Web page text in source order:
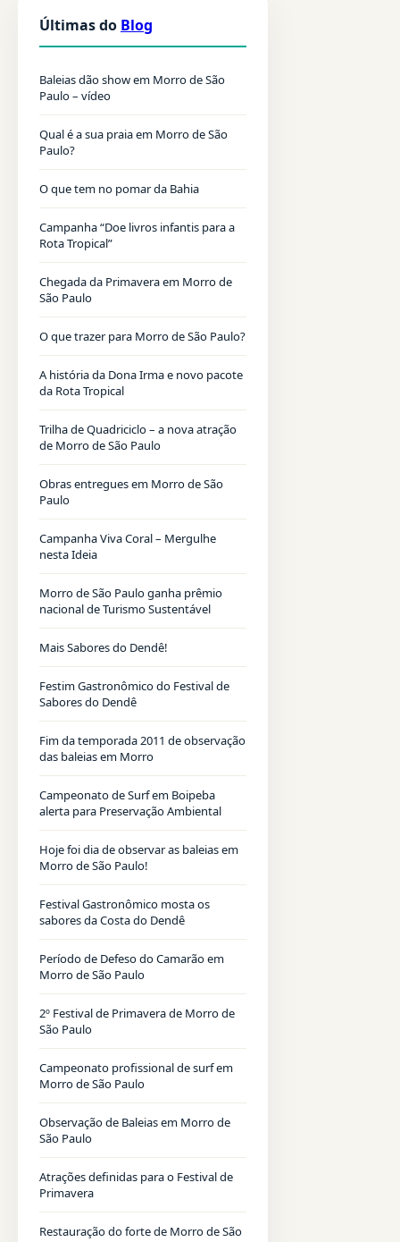
Últimas do Blog
Baleias dão show em Morro de São
Paulo – vídeo
Qual é a sua praia em Morro de São
Paulo?
O que tem no pomar da Bahia
Campanha “Doe livros infantis para a
Rota Tropical”
Chegada da Primavera em Morro de
São Paulo
O que trazer para Morro de São Paulo?
A história da Dona Irma e novo pacote
da Rota Tropical
Trilha de Quadriciclo – a nova atração
de Morro de São Paulo
Obras entregues em Morro de São
Paulo
Campanha Viva Coral – Mergulhe
nesta Ideia
Morro de São Paulo ganha prêmio
nacional de Turismo Sustentável
Mais Sabores do Dendê!
Festim Gastronômico do Festival de
Sabores do Dendê
Fim da temporada 2011 de observação
das baleias em Morro
Campeonato de Surf em Boipeba
alerta para Preservação Ambiental
Hoje foi dia de observar as baleias em
Morro de São Paulo!
Festival Gastronômico mosta os
sabores da Costa do Dendê
Período de Defeso do Camarão em
Morro de São Paulo
2º Festival de Primavera de Morro de
São Paulo
Campeonato profissional de surf em
Morro de São Paulo
Observação de Baleias em Morro de
São Paulo
Atrações definidas para o Festival de
Primavera
Restauração do forte de Morro de São